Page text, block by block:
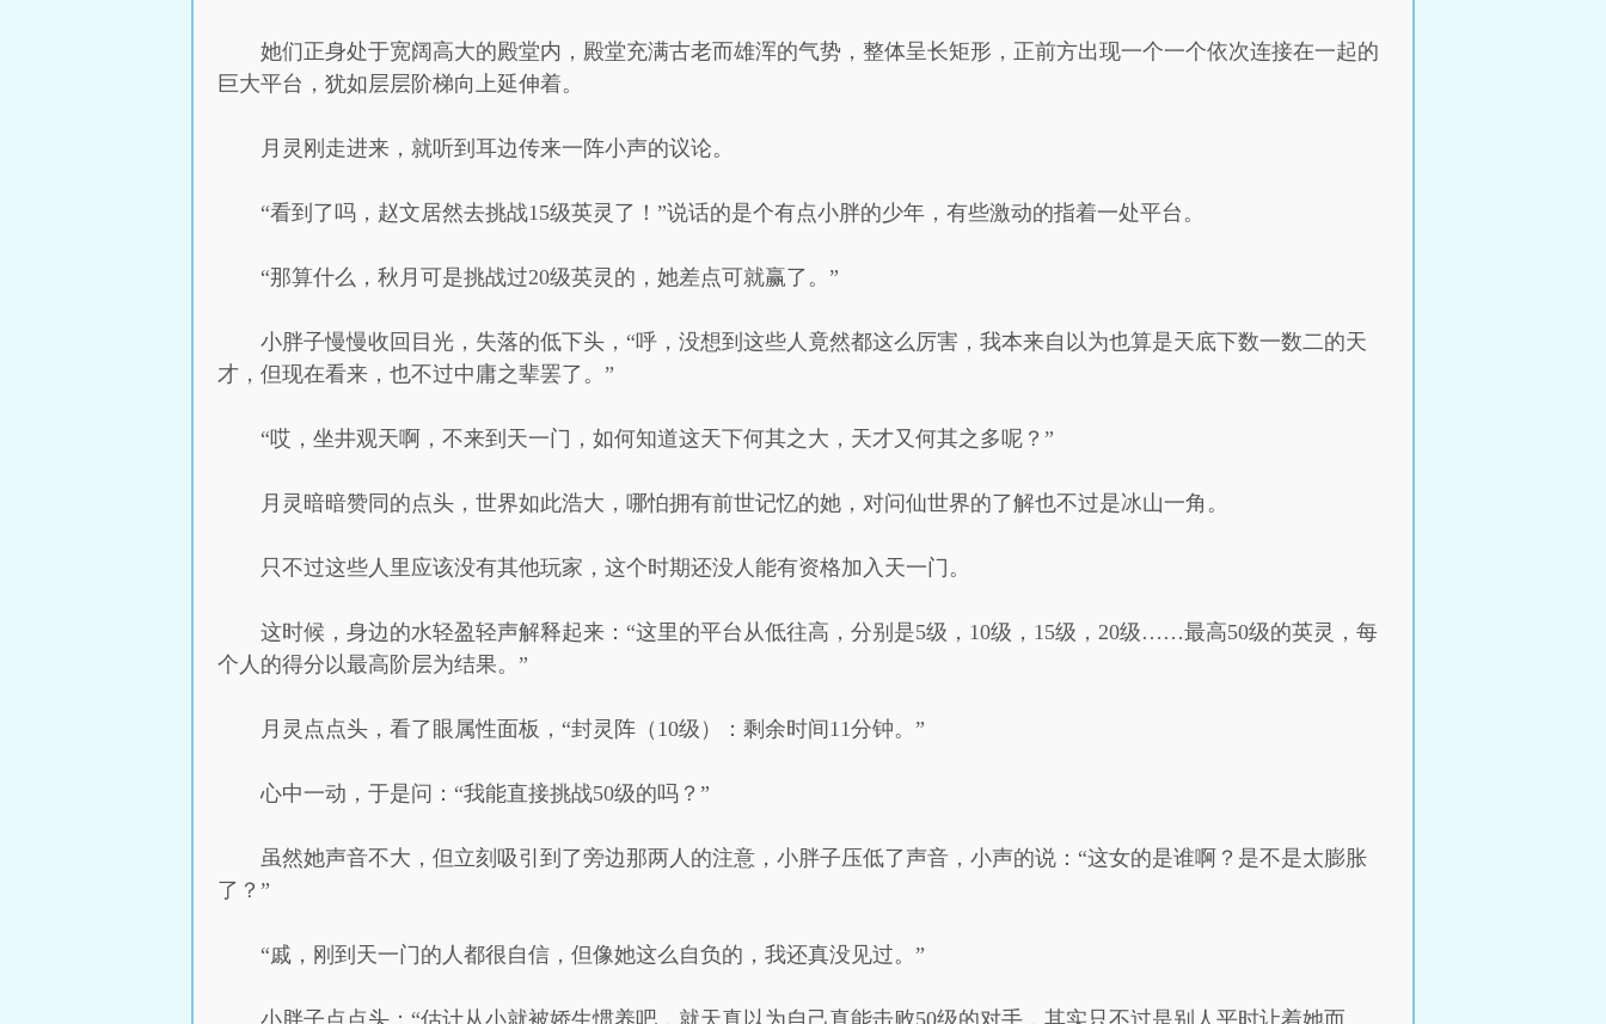
她们正身处于宽阔高大的殿堂内，殿堂充满古老而雄浑的气势，整体呈长矩形，正前方出现一个一个依次连接在一起的
巨大平台，犹如层层阶梯向上延伸着。
月灵刚走进来，就听到耳边传来一阵小声的议论。
“看到了吗，赵文居然去挑战15级英灵了！”说话的是个有点小胖的少年，有些激动的指着一处平台。
“那算什么，秋月可是挑战过20级英灵的，她差点可就赢了。”
小胖子慢慢收回目光，失落的低下头，“呼，没想到这些人竟然都这么厉害，我本来自以为也算是天底下数一数二的天
才，但现在看来，也不过中庸之辈罢了。”
“哎，坐井观天啊，不来到天一门，如何知道这天下何其之大，天才又何其之多呢？”
月灵暗暗赞同的点头，世界如此浩大，哪怕拥有前世记忆的她，对问仙世界的了解也不过是冰山一角。
只不过这些人里应该没有其他玩家，这个时期还没人能有资格加入天一门。
这时候，身边的水轻盈轻声解释起来：“这里的平台从低往高，分别是5级，10级，15级，20级……最高50级的英灵，每
个人的得分以最高阶层为结果。”
月灵点点头，看了眼属性面板，“封灵阵（10级）：剩余时间11分钟。”
心中一动，于是问：“我能直接挑战50级的吗？”
虽然她声音不大，但立刻吸引到了旁边那两人的注意，小胖子压低了声音，小声的说：“这女的是谁啊？是不是太膨胀
了？”
“戚，刚到天一门的人都很自信，但像她这么自负的，我还真没见过。”
小胖子点点头：“估计从小就被娇生惯养吧，就天真以为自己真能击败50级的对手，其实只不过是别人平时让着她而